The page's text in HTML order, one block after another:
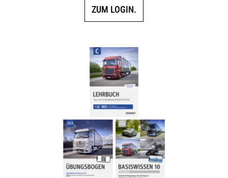
ZUM LOGIN.